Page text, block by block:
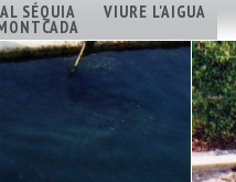
SÉQUIA VIURE L'AIGUA